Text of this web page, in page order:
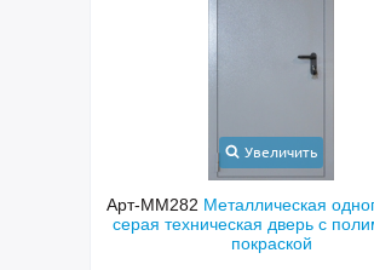
Увеличить
Арт-ММ282Металлическая
серая техническая дверь с
покраской